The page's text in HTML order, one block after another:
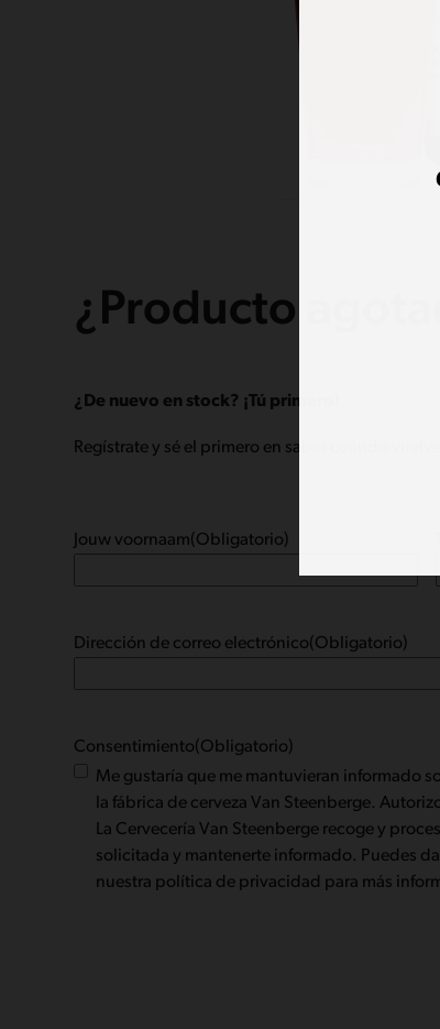
¿Producto
¿De nuevo en stock? ¡Tú primero!
Regístrate y sé el primero en saber cuándo
Jouw voornaam(Obligatorio)
Dirección de correo electrónico(Obligatorio)
Consentimiento(Obligatorio)
Me gustaría que me mantuvieran informado
la fábrica de cerveza Van Steenberge.
La Cervecería Van Steenberge recoge y
solicitada y mantenerte informado. Puedes
nuestra política de privacidad para más